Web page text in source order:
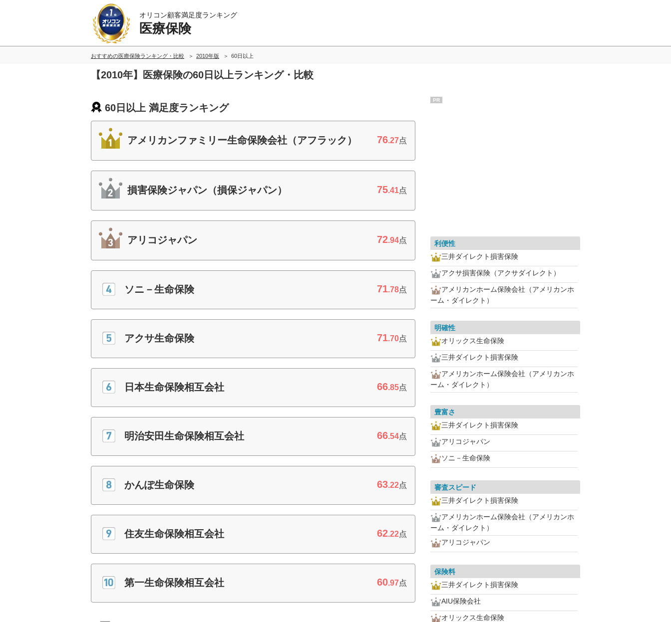
オリコン顧客満足度ランキング
医療保険
おすすめの医療保険ランキング・比較 2010年版 60日以上
【2010年】医療保険の60日以上ランキング・比較
60日以上 満足度ランキング
アメリカンファミリー生命保険会社（アフラック） 76.27点
損害保険ジャパン（損保ジャパン） 75.41点
アリコジャパン 72.94点
ソニ－生命保険 71.78点
アクサ生命保険 71.70点
日本生命保険相互会社 66.85点
明治安田生命保険相互会社 66.54点
かんぽ生命保険 63.22点
住友生命保険相互会社 62.22点
第一生命保険相互会社 60.97点
PR
利便性
三井ダイレクト損害保険
アクサ損害保険（アクサダイレクト）
アメリカンホーム保険会社（アメリカンホ
ーム・ダイレクト）
明確性
オリックス生命保険
三井ダイレクト損害保険
アメリカンホーム保険会社（アメリカンホ
ーム・ダイレクト）
豊富さ
三井ダイレクト損害保険
アリコジャパン
ソニ－生命保険
審査スピード
三井ダイレクト損害保険
アメリカンホーム保険会社（アメリカンホ
ーム・ダイレクト）
アリコジャパン
保険料
三井ダイレクト損害保険
AIU保険会社
オリックス生命保険